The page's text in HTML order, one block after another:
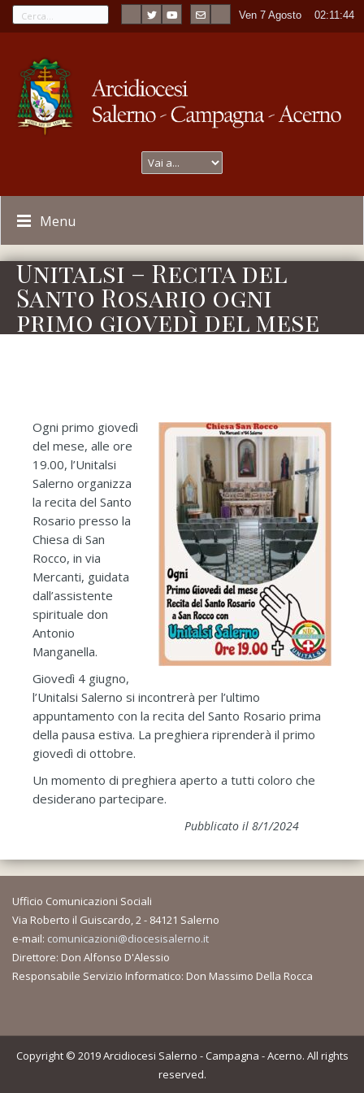
Ven 7 Agosto ----02:11:44
Menu
Unitalsi – Recita del
Santo Rosario ogni
primo giovedì del mese
Ogni primo giovedì
del mese, alle ore
19.00, l’Unitalsi
Salerno organizza
la recita del Santo
Rosario presso la
Chiesa di San
Rocco, in via
Mercanti, guidata
dall’assistente
spirituale don
Antonio
Manganella.
Giovedì 4 giugno,
l’Unitalsi Salerno si incontrerà per l’ultimo
appuntamento con la recita del Santo Rosario prima
della pausa estiva. La preghiera riprenderà il primo
giovedì di ottobre.
Un momento di preghiera aperto a tutti coloro che
desiderano partecipare.
Pubblicato il 8/1/2024
Ufficio Comunicazioni Sociali
Via Roberto il Guiscardo, 2 - 84121 Salerno
e-mail: comunicazioni@diocesisalerno.it
Direttore: Don Alfonso D'Alessio
Responsabile Servizio Informatico: Don Massimo Della Rocca
Copyright © 2019 Arcidiocesi Salerno - Campagna - Acerno. All rights
reserved.